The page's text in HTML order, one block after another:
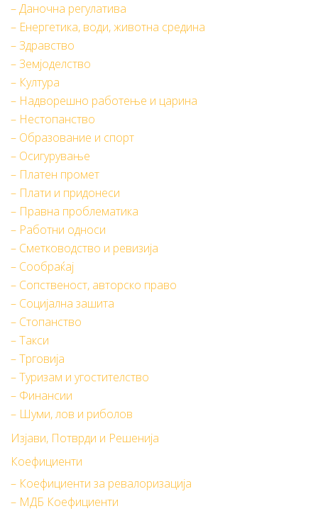
– Даночна регулатива
– Енергетика, води, животна средина
– Здравство
– Земјоделство
– Култура
– Надворешно работење и царина
– Нестопанство
– Образование и спорт
– Осигурување
– Платен промет
– Плати и придонеси
– Правна проблематика
– Работни односи
– Сметководство и ревизија
– Сообраќај
– Сопственост, авторско право
– Социјална зашита
– Стопанство
– Такси
– Трговија
– Туризам и угостителство
– Финансии
– Шуми, лов и риболов
Изјави, Потврди и Решенија
Коефициенти
– Коефициенти за ревалоризација
– МДБ Коефициенти